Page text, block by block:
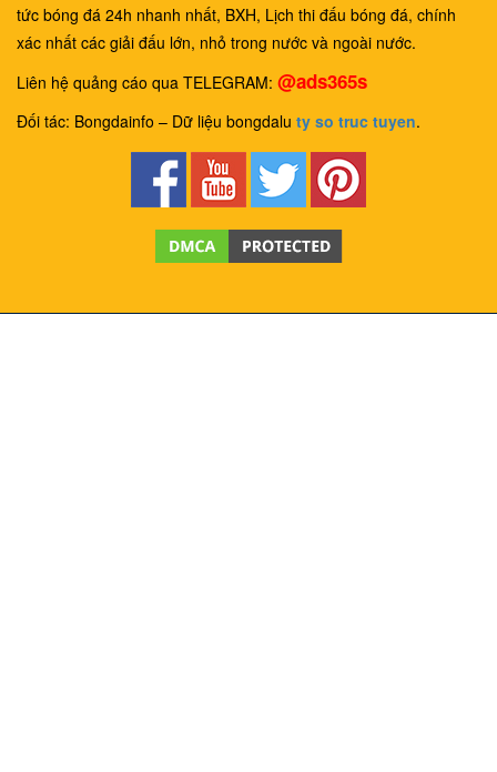
tức bóng đá 24h nhanh nhất, BXH, Lịch thi đấu bóng đá, chính
xác nhất các giải đấu lớn, nhỏ trong nước và ngoài nước.
Liên hệ quảng cáo qua TELEGRAM: @ads365s
Đối tác: Bongdainfo – Dữ liệu bongdalu ty so truc tuyen.